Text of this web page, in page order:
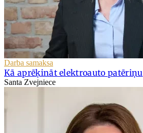
Darba samaksa
Kā aprēķināt elektroauto patēriņu
Santa Zvejniece